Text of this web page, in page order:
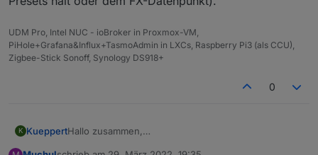
UDM Pro, Intel NUC - ioBroker in Proxmox-VM,
PiHole+Grafana&Influx+TasmoAdmin in LXCs, Raspberry Pi3 (als CCU),
Zigbee-Stick Sonoff, Synology DS918+
0
K KueppertHallo zusammen,